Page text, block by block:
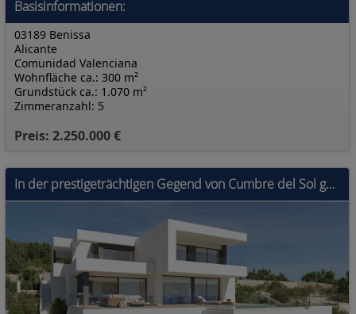
Basisinformationen:
03189 Benissa
Alicante
Comunidad Valenciana
Preis: 2.250.000 €
Wohnfläche ca.: 300 m²
Grundstück ca.: 1.070 m²
Zimmeranzahl: 5
In der prestigeträchtigen Gegend von Cumbre del Sol gelegen, bietet diese Villa ein außergewöhnliches Wohnerlebnis mit Meerblick. Die Immobilie befin